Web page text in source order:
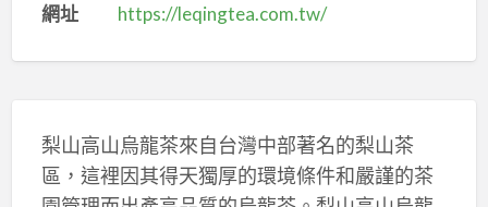
網址 https://leqingtea.com.tw/
梨山高山烏龍茶來自台灣中部著名的梨山茶
區，這裡因其得天獨厚的環境條件和嚴謹的茶